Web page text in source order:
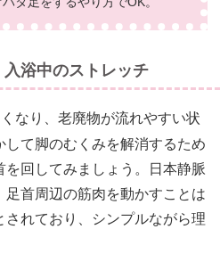
浴中のストレッチ
なり、老廃物が流れやすい状
て脚のむくみを解消するため
回してみましょう。日本静脈
首周辺の筋肉を動かすことは
れており、シンプルながら理